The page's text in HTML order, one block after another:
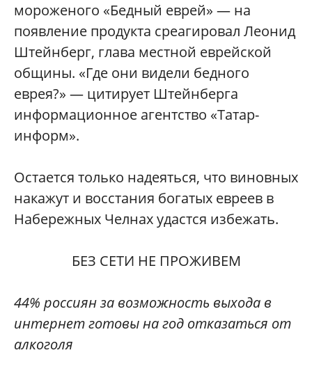
мороженого «Бедный еврей» — на
появление продукта среагировал Леонид
Штейнберг, глава местной еврейской
общины. «Где они видели бедного
еврея?» — цитирует Штейнберга
информационное агентство «Татар-
информ».
Остается только надеяться, что виновных
накажут и восстания богатых евреев в
Набережных Челнах удастся избежать.
БЕЗ СЕТИ НЕ ПРОЖИВЕМ
44% россиян за возможность выхода в
интернет готовы на год отказаться от
алкоголя